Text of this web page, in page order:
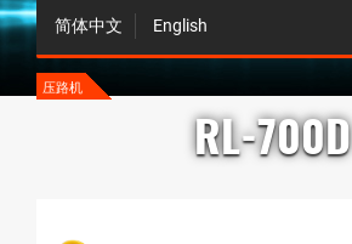
简体中文 English
压路机
RL-700D